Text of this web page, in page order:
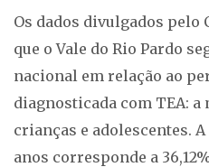
Os dados divulgados pelo
que o Vale do Rio Pardo
nacional em relação ao
diagnosticada com TEA:
crianças e adolescentes.
anos corresponde a